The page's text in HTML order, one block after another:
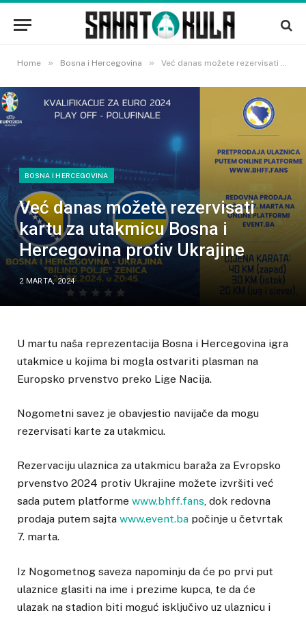
Home » Bosna i Hercegovina » Već danas možete rezervisati kartu za utakmicu Bosna i Hercegovina protiv Ukrajine
BOSNA I HERCEGOVINA
Već danas možete rezervisati
kartu za utakmicu Bosna i
Hercegovina protiv Ukrajine
2 MARTA, 2024
U martu naša reprezentacija Bosna i Hercegovina igra
utakmice u kojima bi mogla ostvariti plasman na
Europsko prvenstvo preko Lige Nacija.
Nogometni savez je obavjestio navijače da mogu
rezervisati karte za utakmicu.
Rezervaciju ulaznica za utakmicu baraža za Evropsko
prvenstvo 2024 protiv Ukrajine možete izvršiti već
sada putem platforme www.bhff.fans, dok redovna
prodaja putem sajta www.event.ba počinje u četvrtak
7. marta.
Iz Nogometnog saveza napominju da će po prvi put
ulaznice glasiti na ime i prezime kupca, te da će
ulazak na stadion biti moguć isključivo uz ulaznicu i